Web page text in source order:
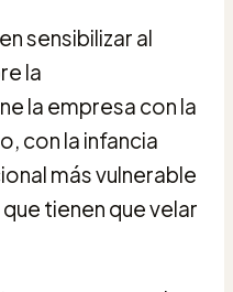
sensibilizar al
la
la empresa con la
con la infancia
más vulnerable
tienen que velar